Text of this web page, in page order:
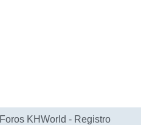
Foros KHWorld - Registro